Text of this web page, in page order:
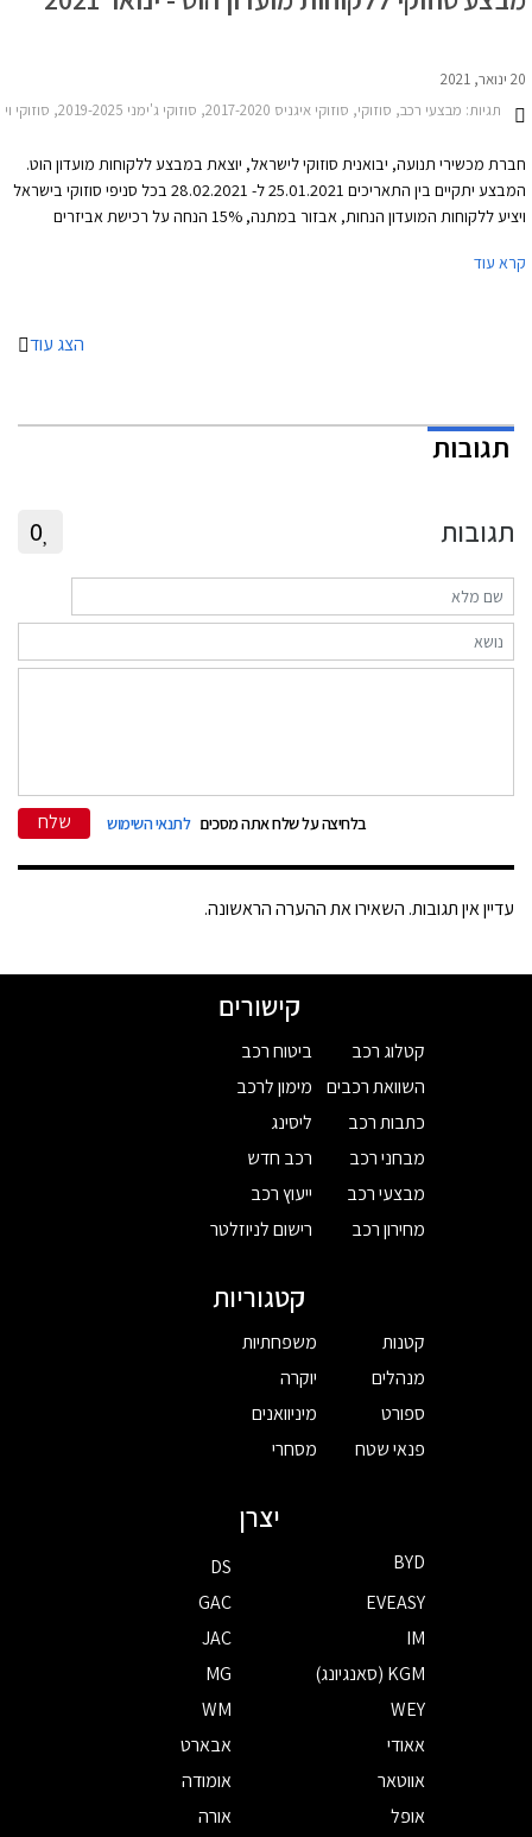
20 ינואר, 2021
תגיות: מבצעי רכב, סוזוקי, סוזוקי איגניס 2017-2020, סוזוקי ג'ימני 2019-2025, סוזוקי ויטרה 2019-2025, סוזוקי סוויפט 2020-2024סוזוקי קרוסאובר 2017-2022
חברת מכשירי תנועה, יבואנית סוזוקי לישראל, יוצאת במבצע ללקוחות מועדון הוט.
המבצע יתקיים בין התאריכים 25.01.2021 ל- 28.02.2021 בכל סניפי סוזוקי בישראל
ויציע ללקוחות המועדון הנחות, אבזור במתנה, 15% הנחה על רכישת אביזרים
ואפשרות להלוואה ללא ריבית עד 70,000 ₪.
קרא עוד
הצג עוד
תגובות
תגובות 0
בלחיצה על שלח אתה מסכים לתנאי השימוש שלח
עדיין אין תגובות. השאירו את ההערה הראשונה.
קישורים
קטלוג רכב
השוואת רכבים
כתבות רכב
מבחני רכב
מבצעי רכב
מחירון רכב
ביטוח רכב
מימון לרכב
ליסינג
רכב חדש
ייעוץ רכב
רישום לניוזלטר
קטגוריות
קטנות
מנהלים
ספורט
פנאי שטח
משפחתיות
יוקרה
מיניוואנים
מסחרי
יצרן
BYD
DS
EVEASY
GAC
IM
JAC
KGM (סאנגיונג)
MG
WEY
WM
אאודי
אבארט
אווטאר
אומודה
אופל
אורה